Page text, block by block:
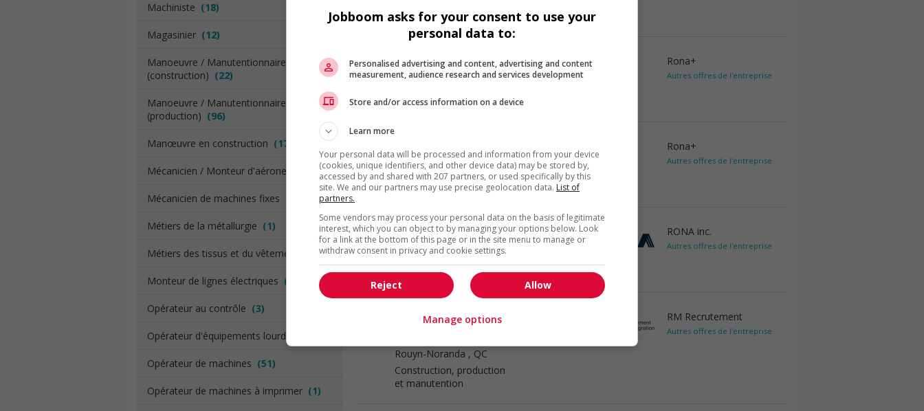
Machiniste (18)
Magasinier (12)
Manoeuvre / Manutentionnaire
(construction) (22)
Manoeuvre / Manutentionnaire
(production) (96)
Manœuvre en construction (17)
Mécanicien / Monteur d'aéronefs
Mécanicien de machines fixes
Métiers de la métallurgie (1)
Métiers des tissus et du vêtement
Monteur de lignes électriques (3)
Opérateur au contrôle (3)
Opérateur d'équipements lourds
Opérateur de machines (51)
Opérateur de machines à imprimer (1)
et manutention
Coordonnateur, inventaire
Saskatoon, SK
et manutention
Rona+
Autres offres de l'entreprise
Saskatoon, SK
Construction, production
et manutention
Rona+
Autres offres de l'entreprise
Associé, réception et manutention
Rouyn-Noranda, QC
Construction, production
et manutention
RONA inc.
Autres offres de l'entreprise
Fibre de verre abitibi inc. -
charpentier-menuisier/charpentière-
Rouyn-Noranda , QC
Construction, production
et manutention
RM Recrutement
Autres offres de l'entreprise
Jobboom asks for your consent to use your
personal data to:
Personalised advertising and content, advertising and content
measurement, audience research and services development
Store and/or access information on a device
Learn more
Your personal data will be processed and information from your device
(cookies, unique identifiers, and other device data) may be stored by,
accessed by and shared with 207 partners, or used specifically by this
site. We and our partners may use precise geolocation data. List of
partners.
Some vendors may process your personal data on the basis of legitimate
interest, which you can object to by managing your options below. Look
for a link at the bottom of this page or in the site menu to manage or
withdraw consent in privacy and cookie settings.
Allow
Reject
Manage options